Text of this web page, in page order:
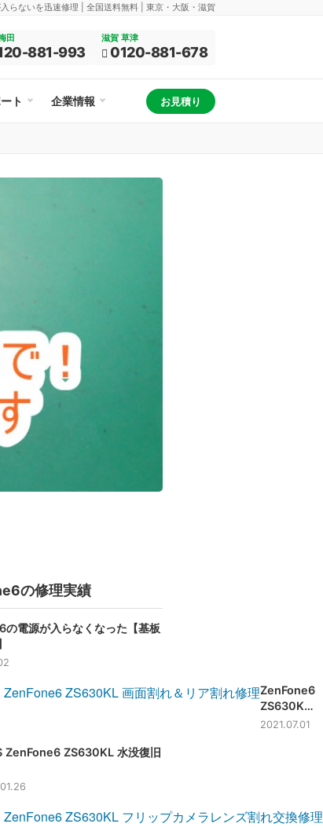
らないを迅速修理 | 全国送料無料 | 東京・大阪・滋賀
田
881-993
滋賀 草津
0120-881-678
ト 企業情報 お見積り
の修理実績
電源が入らなくなった【基板
ZenFone6
ZS630KL
ガラス割れ
2021.07.01
ZenFone6 ZS630KL 水没復旧